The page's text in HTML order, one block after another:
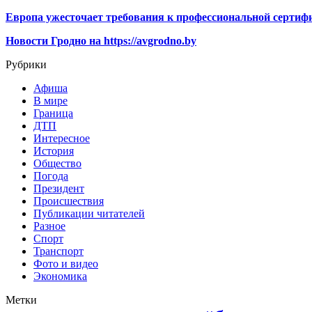
Европа ужесточает требования к профессиональной
Новости Гродно на https://avgrodno.by
Рубрики
Афиша
В мире
Граница
ДТП
Интересное
История
Общество
Погода
Президент
Происшествия
Публикации читателей
Разное
Спорт
Транспорт
Фото и видео
Экономика
Метки